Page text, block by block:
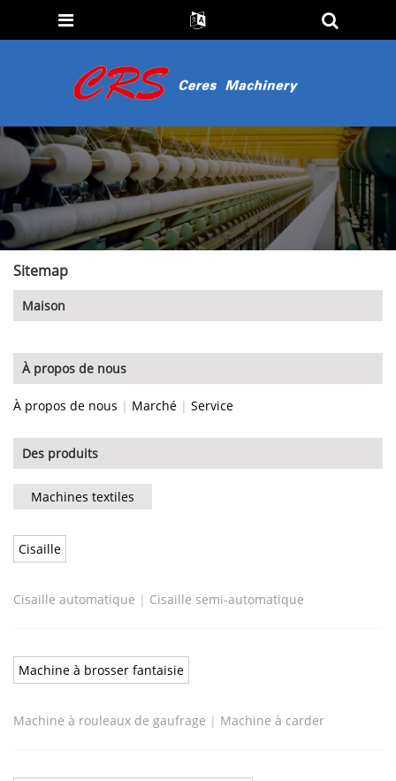
Sitemap
Maison
À propos de nous
À propos de nous | Marché | Service
Des produits
Machines textiles
Cisaille
Cisaille automatique | Cisaille semi-automatique
Machine à brosser fantaisie
Machine à rouleaux de gaufrage | Machine à carder